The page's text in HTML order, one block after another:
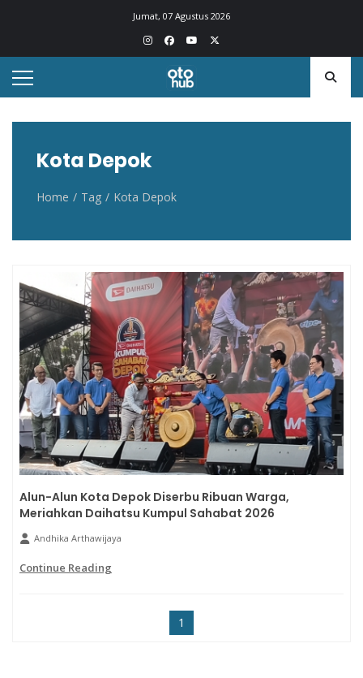
Jumat, 07 Agustus 2026
Otohub.co
Portal berita otomotif Indonesia terkini
Kota Depok
Home Tag Kota Depok
Alun-Alun Kota Depok Diserbu Ribuan Warga,
Meriahkan Daihatsu Kumpul Sahabat 2026
Andhika Arthawijaya
Continue Reading
1